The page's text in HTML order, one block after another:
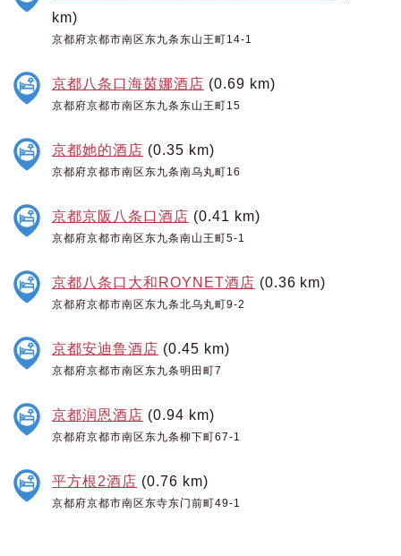
km)
京都府京都市南区东九条东山王町14-1
京都八条口海茵娜酒店 (0.69 km)
京都府京都市南区东九条东山王町15
京都她的酒店 (0.35 km)
京都府京都市南区东九条南乌丸町16
京都京阪八条口酒店 (0.41 km)
京都府京都市南区东九条南山王町5-1
京都八条口大和ROYNET酒店 (0.36 km)
京都府京都市南区东九条北乌丸町9-2
京都安迪鲁酒店 (0.45 km)
京都府京都市南区东九条明田町7
京都润恩酒店 (0.94 km)
京都府京都市南区东九条柳下町67-1
平方根2酒店 (0.76 km)
京都府京都市南区东寺东门前町49-1